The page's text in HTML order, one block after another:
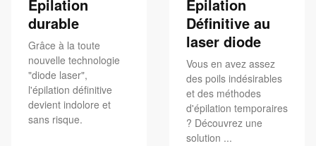
Épilation
durable
Grâce à la toute
nouvelle technologie
"diode laser",
l'épilation définitive
devient indolore et
sans risque.
Épilation
Définitive au
laser diode
Vous en avez assez
des poils indésirables
et des méthodes
d'épilation temporaires
? Découvrez une
solution ...